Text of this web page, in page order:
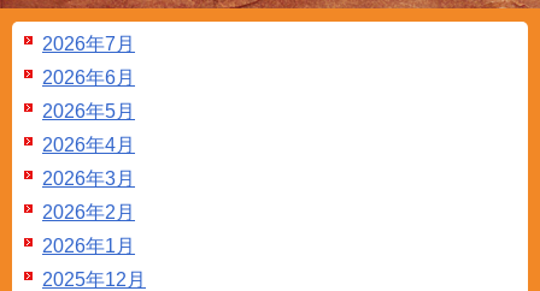
2026年7月
2026年6月
2026年5月
2026年4月
2026年3月
2026年2月
2026年1月
2025年12月